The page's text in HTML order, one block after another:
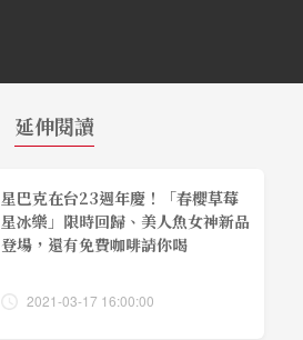
延伸閱讀
星巴克在台23週年慶！「春櫻草莓
星冰樂」限時回歸、美人魚女神新品
登場，還有免費咖啡請你喝
2021-03-17 16:00:00